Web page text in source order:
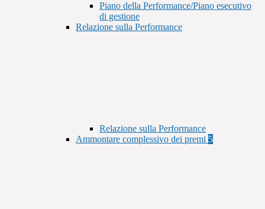
Piano della Performance/Piano esecutivo
di gestione
Relazione sulla Performance
Relazione sulla Performance
Ammontare complessivo dei premi 5